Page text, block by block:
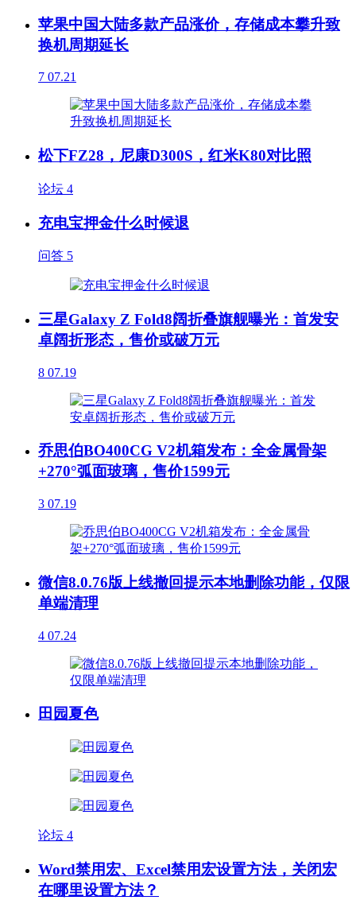
苹果中国大陆多款产品涨价，存储成本攀升致
换机周期延长
7 07.21
松下FZ28，尼康D300S，红米K80对比照
论坛 4
充电宝押金什么时候退
问答 5
三星Galaxy Z Fold8阔折叠旗舰曝光：首发安
卓阔折形态，售价或破万元
8 07.19
乔思伯BO400CG V2机箱发布：全金属骨架
+270°弧面玻璃，售价1599元
3 07.19
微信8.0.76版上线撤回提示本地删除功能，仅限
单端清理
4 07.24
田园夏色
论坛 4
Word禁用宏、Excel禁用宏设置方法，关闭宏
在哪里设置方法？